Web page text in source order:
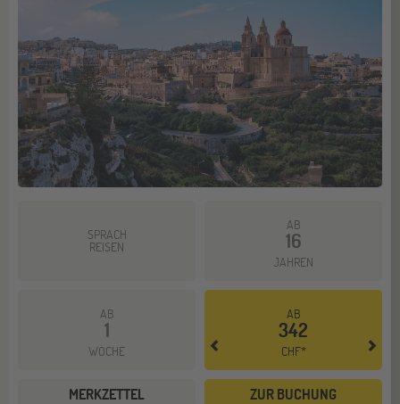
SPRACH
REISEN
AB
16
JAHREN
AB
1
WOCHE
AB
342
CHF*
MERKZETTEL ZUR BUCHUNG